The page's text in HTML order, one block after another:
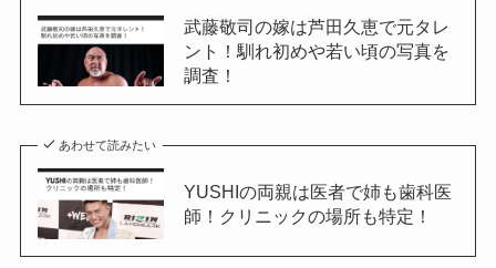
武藤敬司の嫁は芦田久恵で元タレ
ント！馴れ初めや若い頃の写真を
調査！
あわせて読みたい
YUSHIの両親は医者で姉も歯科医
師！クリニックの場所も特定！